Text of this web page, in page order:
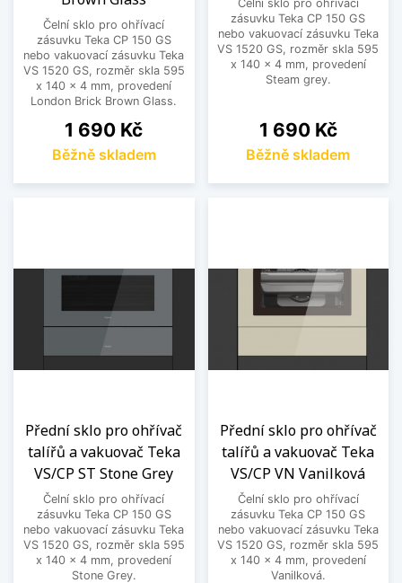
Čelní sklo pro ohřívací
zásuvku Teka CP 150 GS
nebo vakuovací zásuvku Teka
VS 1520 GS, rozměr skla 595
x 140 x 4 mm, provedení
London Brick Brown Glass.
Cena
1 690 Kč
Běžně skladem
Čelní sklo pro ohřívací
zásuvku Teka CP 150 GS
nebo vakuovací zásuvku Teka
VS 1520 GS, rozměr skla 595
x 140 x 4 mm, provedení
Steam grey.
Cena
1 690 Kč
Běžně skladem
Přední sklo pro ohřívač
talířů a vakuovač Teka
VS/CP ST Stone Grey
Čelní sklo pro ohřívací
zásuvku Teka CP 150 GS
nebo vakuovací zásuvku Teka
VS 1520 GS, rozměr skla 595
x 140 x 4 mm, provedení
Stone Grey.
Přední sklo pro ohřívač
talířů a vakuovač Teka
VS/CP VN Vanilková
Čelní sklo pro ohřívací
zásuvku Teka CP 150 GS
nebo vakuovací zásuvku Teka
VS 1520 GS, rozměr skla 595
x 140 x 4 mm, provedení
Vanilková.